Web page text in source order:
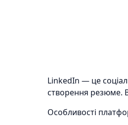
LinkedIn — це
створення резюме.
Особливості